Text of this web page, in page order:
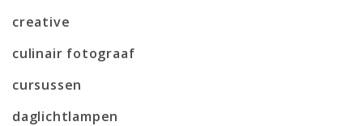
creative
culinair fotograaf
cursussen
daglichtlampen